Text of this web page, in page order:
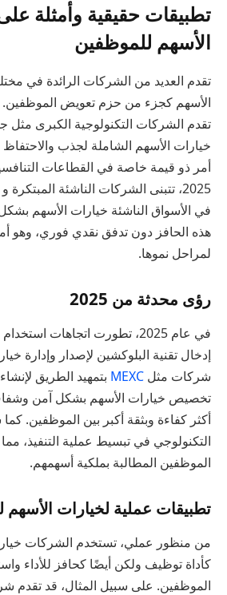
تطبيقات حقيقية وأمثلة
الأسهم للموظفين
تقدم العديد من الشركات الرائدة في
الأسهم كجزء من حزم تعويض الموظفين.
تقدم الشركات التكنولوجية الكبرى
خيارات الأسهم الشاملة لجذب
أمر ذو قيمة خاصة في القطاعات
2025، تتبنى الشركات الناشئة
في الأسواق الناشئة خيارات الأسهم
هذه الحافز دون تدفق نقدي فوري، وهو
لمراحل نموها.
رؤى محدثة من 2025
في عام 2025، تطورت اتجاهات
إدخال تقنية البلوكشين لإصدار وإدارة
شركات مثل MEXC بتمهيد الطريق
تخصيص خيارات الأسهم بشكل آمن
أكثر كفاءة وبثقة أكبر بين الموظفين.
التكنولوجي في تبسيط عملية التنفيذ،
الموظفين المطالبة بملكية أسهمهم.
تطبيقات عملية لخيارات
من منظور عملي، تستخدم الشركات
كأداة توظيف ولكن أيضًا كحافز للأداء
الموظفين. على سبيل المثال، قد تقدم